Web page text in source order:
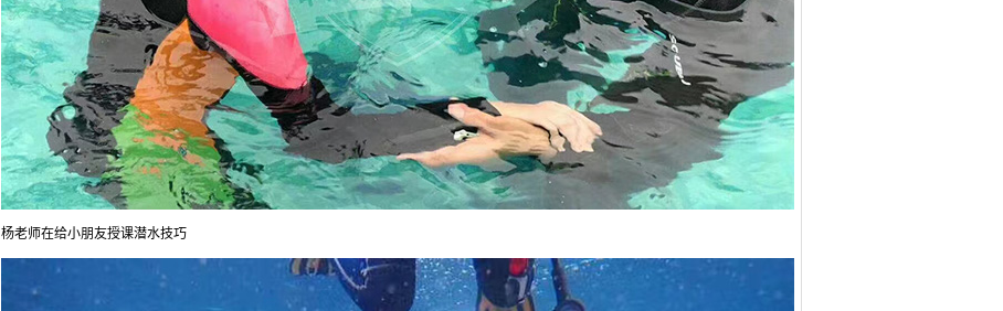
杨老师在给小朋友授课潜水技巧